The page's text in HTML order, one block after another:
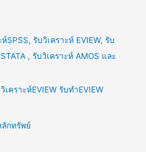
SPSS, รับวิเคราะห์ EVIEW, รับ
, รับวิเคราะห์ AMOS และ
คราะห์EVIEW รับทำEVIEW
กทรัพย์